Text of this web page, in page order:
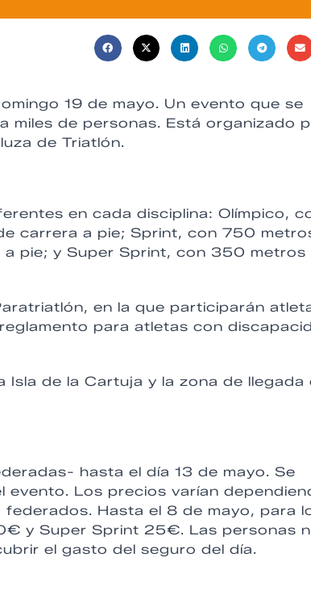
19 de mayo. Un evento que se
miles de personas. Está organizado
de Triatlón.
en cada disciplina: Olímpico,
carrera a pie; Sprint, con 750
pie; y Super Sprint, con 350 metros
en la que participarán
para atletas con
Isla de la Cartuja y la zona de llegada
hasta el día 13 de mayo. Se
evento. Los precios varían
Hasta el 8 de mayo, para
y Super Sprint 25€. Las personas
el gasto del seguro del día.